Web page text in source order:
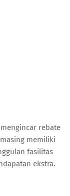
rebate
memiliki
fasilitas
ekstra.